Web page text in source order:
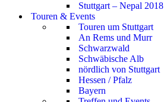
Stuttgart – Nepal 2018
Touren & Events
Touren um Stuttgart
An Rems und Murr
Schwarzwald
Schwäbische Alb
nördlich von Stuttgart
Hessen / Pfalz
Bayern